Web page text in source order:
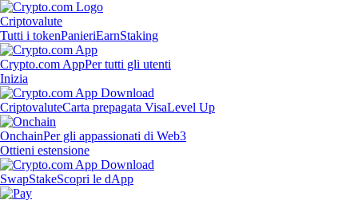
Criptovalute
Tutti i tokenPanieriEarnStaking
Crypto.com AppPer tutti gli utenti
Inizia
CriptovaluteCarta prepagata VisaLevel Up
OnchainPer gli appassionati di Web3
Ottieni estensione
SwapStakeScopri le dApp